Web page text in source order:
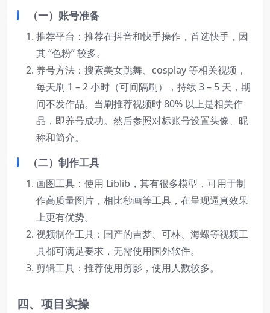
（一）账号准备
推荐平台：推荐在抖音和快手操作，首选快手，因
其 “色粉” 较多。
养号方法：搜索美女跳舞、cosplay 等相关视频，
每天刷 1 – 2 小时（可间隔刷），持续 3 – 5 天，期
间不发作品。当刷推荐视频时 80% 以上是相关作
品，即养号成功。然后参照对标账号设置头像、昵
称和简介。
（二）制作工具
画图工具：使用 Liblib，其有很多模型，可用于制
作高质量图片，相比秒画等工具，在呈现逼真效果
上更有优势。
视频制作工具：国产的吉梦、可林、海螺等视频工
具都可满足要求，无需使用国外软件。
剪辑工具：推荐使用剪影，使用人数较多。
四、项目实操